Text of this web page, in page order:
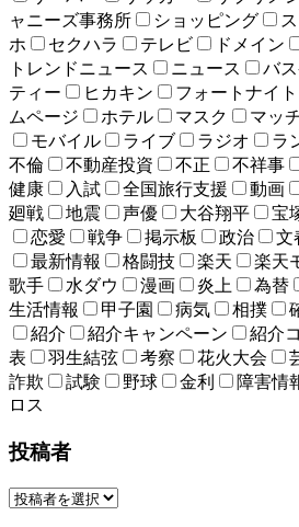
ャニーズ事務所
ショッピング
ホ
セクハラ テレビ ドメイン
トレンドニュース
ニュース バ
ティー
ヒカキン フォートナイト
ムページ
ホテル マスク マッ
モバイル
ライブ ラジオ ラ
不倫
不動産投資 不正 不祥事
健康
入試 全国旅行支援 動画
廻戦
地震 声優 大谷翔平 宝
恋愛
戦争 掲示板 政治 文
最新情報
格闘技 楽天 楽天
歌手
水ダウ 漫画 炎上 為替
生活情報
甲子園 病気 相撲
紹介
紹介キャンペーン 紹介
表
羽生結弦 考察 花火大会
詐欺
試験 野球 金利 障害情
ロス
投稿者